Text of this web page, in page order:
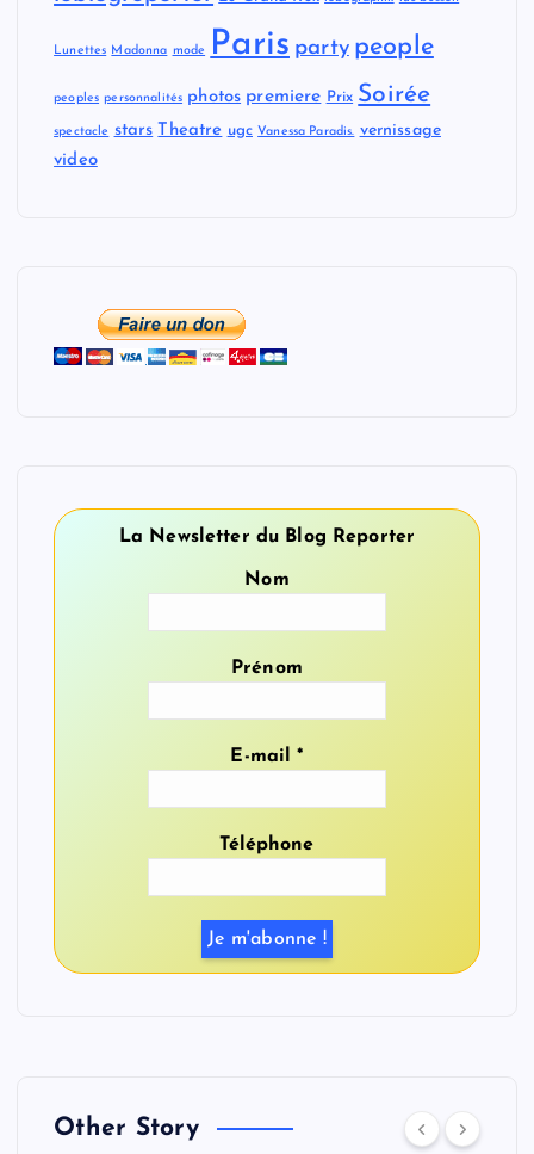
Lunettes Madonna mode Paris party people
peoples personnalités photos premiere Prix Soirée
spectacle stars Theatre ugc Vanessa Paradis. vernissage
video
La Newsletter du Blog Reporter
Nom
Prénom
E-mail*
Téléphone
Other Story